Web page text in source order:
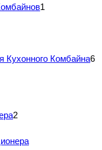
1
Кухонного Комбайна6
2